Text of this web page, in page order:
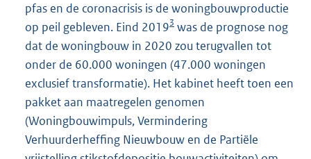
pfas en de coronacrisis is de woningbouwproductie
op peil gebleven. Eind 20193 was de prognose nog
dat de woningbouw in 2020 zou terugvallen tot
onder de 60.000 woningen (47.000 woningen
exclusief transformatie). Het kabinet heeft toen een
pakket aan maatregelen genomen
(Woningbouwimpuls, Vermindering
Verhuurderheffing Nieuwbouw en de Partiële